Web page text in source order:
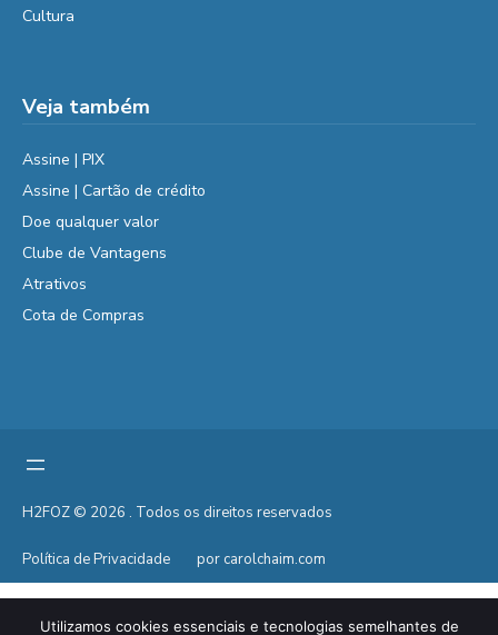
Cultura
Veja também
Assine | PIX
Assine | Cartão de crédito
Doe qualquer valor
Clube de Vantagens
Atrativos
Cota de Compras
H2FOZ © 2026 . Todos os direitos reservados
Política de Privacidade por carolchaim.com
Utilizamos cookies essenciais e tecnologias semelhantes de